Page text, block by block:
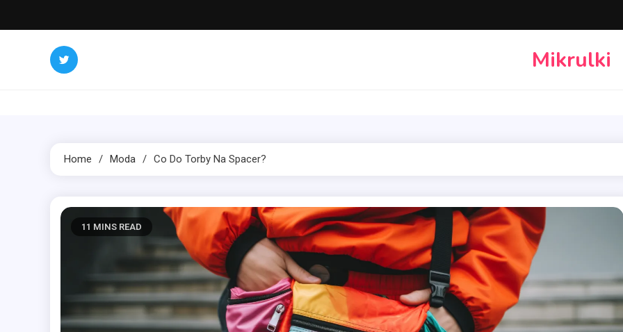
to
Mikrulki
Home Moda Co Do Torby Na Spacer?
11 MINS READ